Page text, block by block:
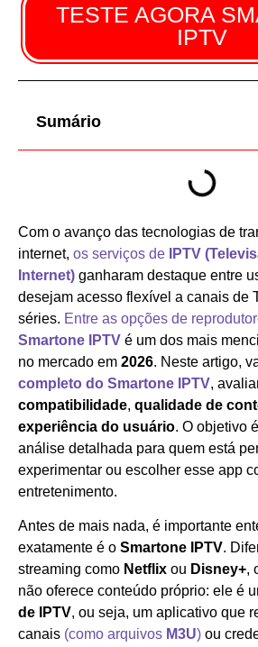
TESTE AGORA
IPTV
Sumário
Com o avanço das tecnologias de
internet, os serviços de
IPTV
Internet) ganharam destaque entre
desejam acesso flexível a canais de
séries. Entre as opções de
Smartone IPTV é um dos mais
no mercado em 2026. Neste artigo,
completo do Smartone IPTV,
compatibilidade, qualidade de
experiência do usuário. O objetivo
análise detalhada para quem está
experimentar ou escolher esse app
entretenimento.
Antes de mais nada, é importante
exatamente é o Smartone IPTV.
streaming como Netflix ou Disney+,
não oferece conteúdo próprio: ele é
de IPTV, ou seja, um aplicativo que
canais (como arquivos M3U) ou